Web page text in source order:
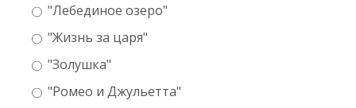
"Лебединое озеро"
"Жизнь за царя"
"Золушка"
"Ромео и Джульетта"